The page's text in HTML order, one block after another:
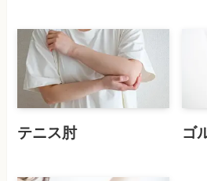
テニス肘 ゴ